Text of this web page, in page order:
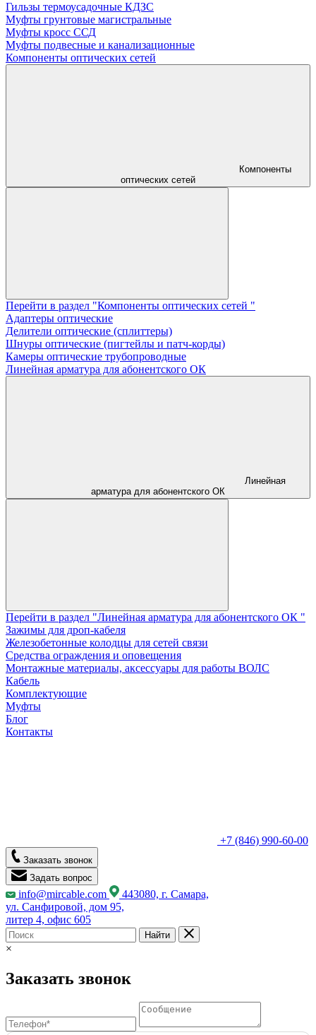
Гильзы термоусадочные КДЗС
Муфты грунтовые магистральные
Муфты кросс ССД
Муфты подвесные и канализационные
Компоненты оптических сетей
Компоненты
оптических сетей
Перейти в раздел "Компоненты оптических сетей "
Адаптеры оптические
Делители оптические (сплиттеры)
Шнуры оптические (пигтейлы и патч-корды)
Камеры оптические трубопроводные
Линейная арматура для абонентского ОК
Линейная
арматура для абонентского ОК
Перейти в раздел "Линейная арматура для абонентского ОК "
Зажимы для дроп-кабеля
Железобетонные колодцы для сетей связи
Средства ограждения и оповещения
Монтажные материалы, аксессуары для работы ВОЛС
Кабель
Комплектующие
Муфты
Блог
Контакты
+7 (846) 990-60-00
Заказать звонок
Задать вопрос
info@mircable.com
443080, г. Самара,
ул. Санфировой, дом 95,
литер 4, офис 605
Найти
×
Заказать звонок